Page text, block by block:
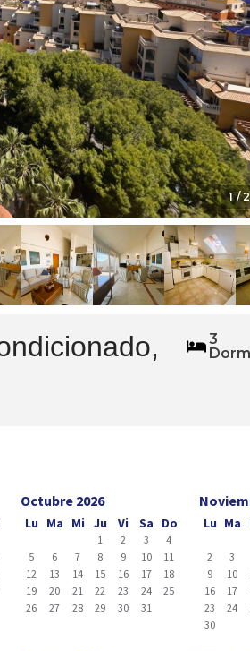
1/
3
Octubre 2026
Lu Ma Mi Ju Vi Sa Do
1 2 3
4
5
6 7 8 9 10
11
12
13 14 15 16 17
18
19
20 21 22 23 24
25
26
27 28 29 30 31
Lu Ma
2
3
9
10
16
17
23
24
30